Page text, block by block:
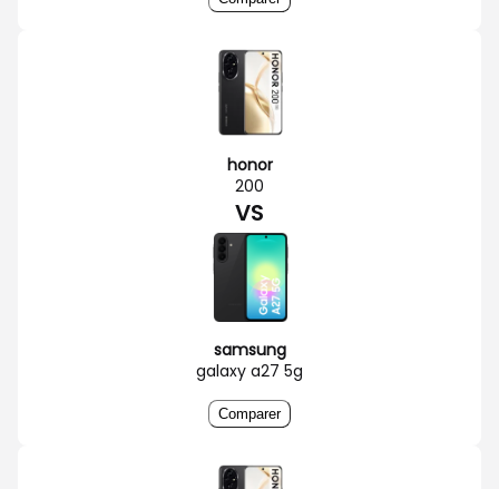
honor
200
VS
samsung
galaxy a27 5g
Comparer